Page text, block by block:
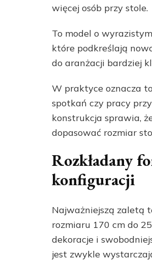
więcej osób przy stole.
To model o
które podkreślają
do aranżacji bardziej
W praktyce oznacza
spotkań czy pracy
konstrukcja sprawia,
dopasować rozmiar
Rozkładany
konfiguracji
Najważniejszą zaletą
rozmiaru 170 cm do
dekoracje i
jest zwykle